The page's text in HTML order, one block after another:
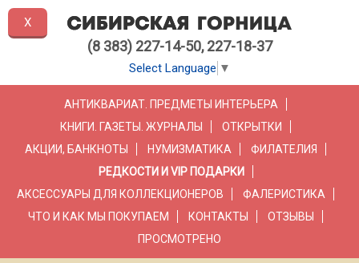
(8 383) 227-14-50, 227-18-37
Select Language ▼
АНТИКВАРИАТ. ПРЕДМЕТЫ ИНТЕРЬЕРА
КНИГИ. ГАЗЕТЫ. ЖУРНАЛЫ
ОТКРЫТКИ
АКЦИИ, БАНКНОТЫ
НУМИЗМАТИКА
ФИЛАТЕЛИЯ
РЕДКОСТИ И VIP ПОДАРКИ
АКСЕССУАРЫ ДЛЯ КОЛЛЕКЦИОНЕРОВ
ФАЛЕРИСТИКА
ЧТО И КАК МЫ ПОКУПАЕМ
КОНТАКТЫ
ОТЗЫВЫ
ПРОСМОТРЕНО
X